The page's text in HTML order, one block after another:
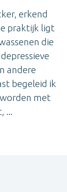
erkend
praktijk ligt
die
andere
begeleid ik
met
...